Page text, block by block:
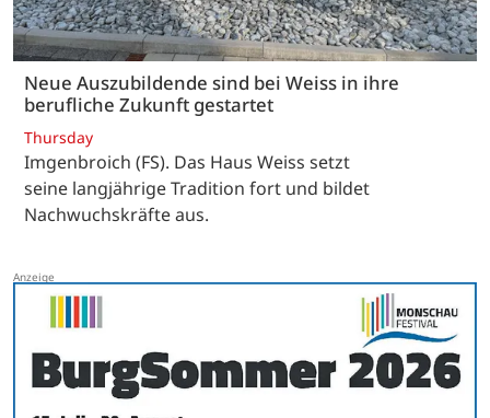
Neue Auszubildende sind bei Weiss in ihre
berufliche Zukunft gestartet
Thursday
Imgenbroich (FS). Das Haus Weiss setzt
seine langjährige Tradition fort und bildet
Nachwuchskräfte aus.